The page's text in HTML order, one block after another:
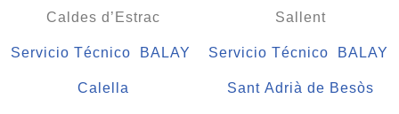
Caldes d’Estrac
Servicio Técnico BALAY
Calella
Sallent
Servicio Técnico BALAY
Sant Adrià de Besòs